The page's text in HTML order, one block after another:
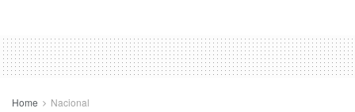
Home Nacional